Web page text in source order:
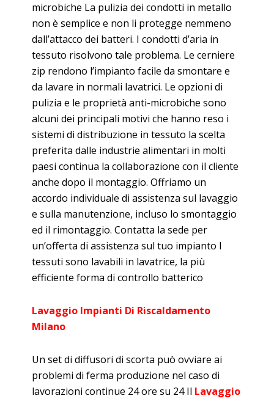
microbiche La pulizia dei condotti in metallo
non è semplice e non li protegge nemmeno
dall’attacco dei batteri. I condotti d’aria in
tessuto risolvono tale problema. Le cerniere
zip rendono l’impianto facile da smontare e
da lavare in normali lavatrici. Le opzioni di
pulizia e le proprietà anti-microbiche sono
alcuni dei principali motivi che hanno reso i
sistemi di distribuzione in tessuto la scelta
preferita dalle industrie alimentari in molti
paesi continua la collaborazione con il cliente
anche dopo il montaggio. Offriamo un
accordo individuale di assistenza sul lavaggio
e sulla manutenzione, incluso lo smontaggio
ed il rimontaggio. Contatta la sede per
un’offerta di assistenza sul tuo impianto I
tessuti sono lavabili in lavatrice, la più
efficiente forma di controllo batterico
Lavaggio Impianti Di Riscaldamento
Milano
Un set di diffusori di scorta può ovviare ai
problemi di ferma produzione nel caso di
lavorazioni continue 24 ore su 24 Il Lavaggio